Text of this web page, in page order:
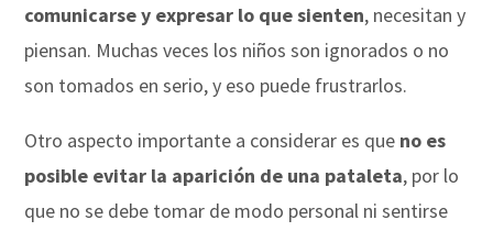
comunicarse y expresar lo que sienten, necesitan y
piensan. Muchas veces los niños son ignorados o no
son tomados en serio, y eso puede frustrarlos.
Otro aspecto importante a considerar es que no es
posible evitar la aparición de una pataleta, por lo
que no se debe tomar de modo personal ni sentirse